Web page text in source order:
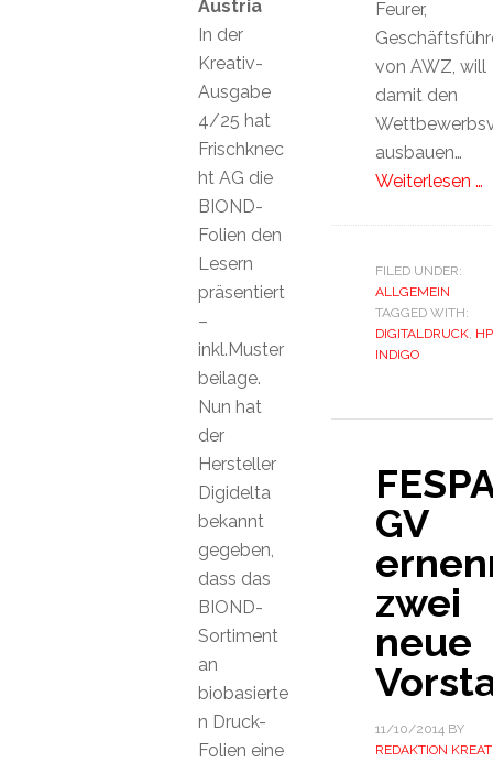
Feurer,
von AWZ, will
damit den
ausbauen…
Weiterlesen …
FILED UNDER:
ALLGEMEIN
TAGGED WITH:
DIGITALDRUCK, HP
INDIGO
GV
zwei
neue
11/10/2014BY
REDAKTION
Austria
In der
Kreativ-
Ausgabe
4/25 hat
Frischknec
ht AG die
BIOND-
Folien den
Lesern
präsentiert
–
inkl.Muster
beilage.
Nun hat
der
Hersteller
Digidelta
bekannt
gegeben,
dass das
BIOND-
Sortiment
an
biobasierte
n Druck-
Folien eine